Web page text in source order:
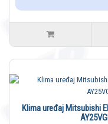
Klima uređaj Mitsubishi